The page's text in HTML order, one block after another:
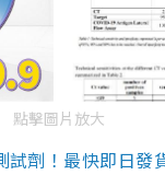
點擊圖片放大
劑！最快即日發